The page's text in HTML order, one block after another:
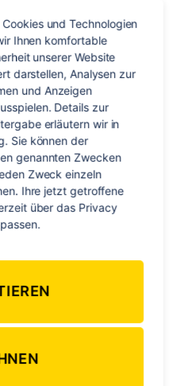
,Gastfamilie,Großbritannien
Heimweh
zu
Was
soll
und Technologien
Ihnen komfortable
unserer Website
darstellen, Analysen zur
und Anzeigen
Details zur
erläutern wir in
Sie können der
genannten Zwecken
Zweck einzeln
Ihre jetzt getroffene
über das Privacy